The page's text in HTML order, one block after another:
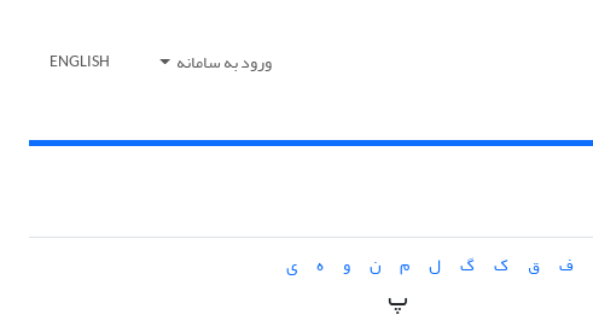
ورود به سامانه ENGLISH
ف ق ک گ ل م ن و ه ی
پ